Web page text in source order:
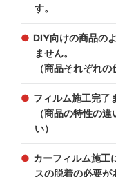
す。
DIY向けの商品の
ません。
（商品それぞれ
フィルム施工完了
（商品の特性の
い）
カーフィルム施工
スの脱着の必要が